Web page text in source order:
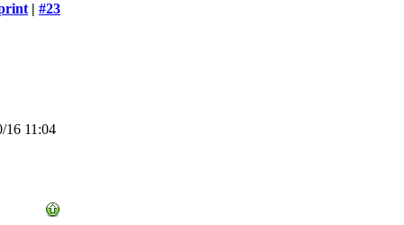
| #23
16 11:04